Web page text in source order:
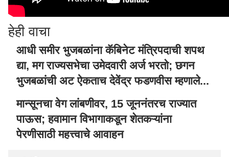
हेही वाचा
आधी समीर भुजबळांना कॅबिनेट मंत्रि‍पदाची शपथ
द्या, मग राज्यसभेचा उमेदवारी अर्ज भरतो; छगन
भुजबळांची अट ऐकताच देवेंद्र फडणवीस म्हणाले...
मान्सूनचा वेग लांबणीवर, 15 जूननंतरच राज्यात
पाऊस; हवामान विभागाकडून शेतकऱ्यांना
पेरणीसाठी महत्त्वाचे आवाहन